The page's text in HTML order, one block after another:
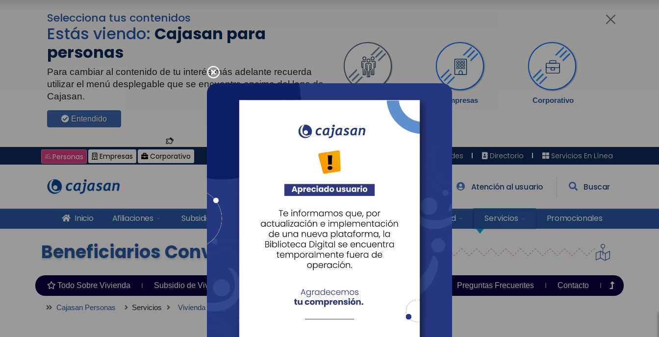
Selecciona tus contenidos
Estás viendo: Cajasan para
personas
Para cambiar al contenido de tu interés más adelante recuerda
utilizar el menú desplegable que se encuentra encima del logo de
Cajasan.
Entendido
Personas Empresas Corporativo
Personas Empresas Corporativo Sedes Directorio Servicios En Línea
Agéndate Atención al usuario Buscar
Inicio Afiliaciones Subsidios Recreación Educación Cultura Salud Servicios Promocionales
Beneficiarios Convocatoria 3 2024
Todo Sobre Vivienda Subsidio de Vivienda Preguntas Frecuentes Contacto
Cajasan Personas Servicios Vivienda Beneficiarios Convocatoria 3 2024